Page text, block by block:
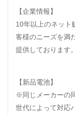
【企業情報】
10年以上のネット
客様のニーズを満
提供しております。
【新品電池】
※同じメーカーの
世代によって対応